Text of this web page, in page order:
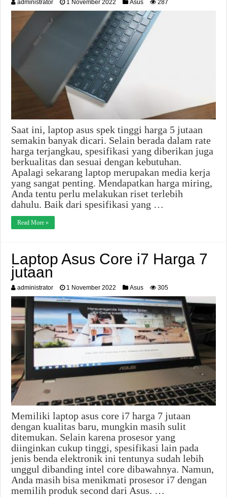
administrator 1 November 2022 Asus 287
Saat ini, laptop asus spek tinggi harga 5 jutaan
semakin banyak dicari. Selain berada dalam rate
harga terjangkau, spesifikasi yang diberikan juga
berkualitas dan sesuai dengan kebutuhan.
Apalagi sekarang laptop merupakan media kerja
yang sangat penting. Mendapatkan harga miring,
Anda tentu perlu melakukan riset terlebih
dahulu. Baik dari spesifikasi yang …
Read More »
Laptop Asus Core i7 Harga 7
jutaan
administrator 1 November 2022 Asus 305
Memiliki laptop asus core i7 harga 7 jutaan
dengan kualitas baru, mungkin masih sulit
ditemukan. Selain karena prosesor yang
diinginkan cukup tinggi, spesifikasi lain pada
jenis benda elektronik ini tentunya sudah lebih
unggul dibanding intel core dibawahnya. Namun,
Anda masih bisa menikmati prosesor i7 dengan
memilih produk second dari Asus. …